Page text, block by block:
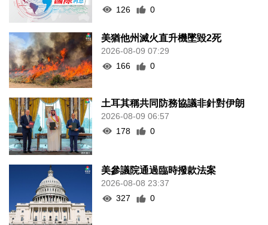
126
0
美猶他州滅火直升機墜毀2死
2026-08-09 07:29
166
0
土耳其稱共同防務協議非針對伊朗
2026-08-09 06:57
178
0
美參議院通過臨時撥款法案
2026-08-08 23:37
327
0